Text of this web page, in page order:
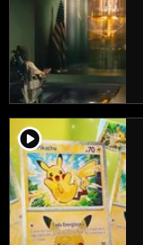
player2